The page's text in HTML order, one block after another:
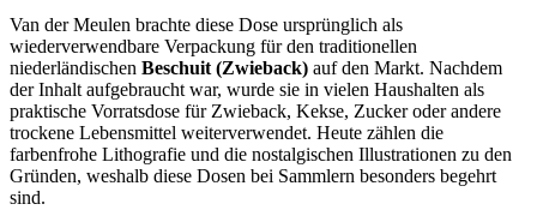
Van der Meulen brachte diese Dose ursprünglich als
wiederverwendbare Verpackung für den traditionellen
niederländischen Beschuit (Zwieback) auf den Markt. Nachdem
der Inhalt aufgebraucht war, wurde sie in vielen Haushalten als
praktische Vorratsdose für Zwieback, Kekse, Zucker oder andere
trockene Lebensmittel weiterverwendet. Heute zählen die
farbenfrohe Lithografie und die nostalgischen Illustrationen zu den
Gründen, weshalb diese Dosen bei Sammlern besonders begehrt
sind.